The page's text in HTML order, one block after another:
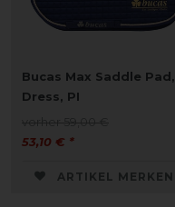
Bucas Max Saddle Pad,
Dress, PI
53,10 € *
ARTIKEL MERKEN